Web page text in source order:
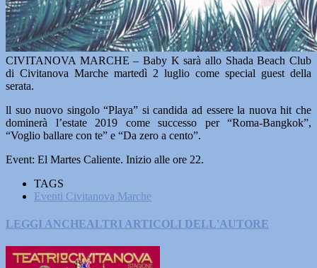
CIVITANOVA MARCHE – Baby K sarà allo Shada Beach Club
di Civitanova Marche martedì 2 luglio come special guest della
serata.
ll suo nuovo singolo “Playa” si candida ad essere la nuova hit che
dominerà l’estate 2019 come successo per “Roma-Bangkok”,
“Voglio ballare con te” e “Da zero a cento”.
Event: El Martes Caliente. Inizio alle ore 22.
TAGS
Eventi Civitanova Marche
LEGGI ANCHEALTRI ARTICOLI DELL'AUTORE